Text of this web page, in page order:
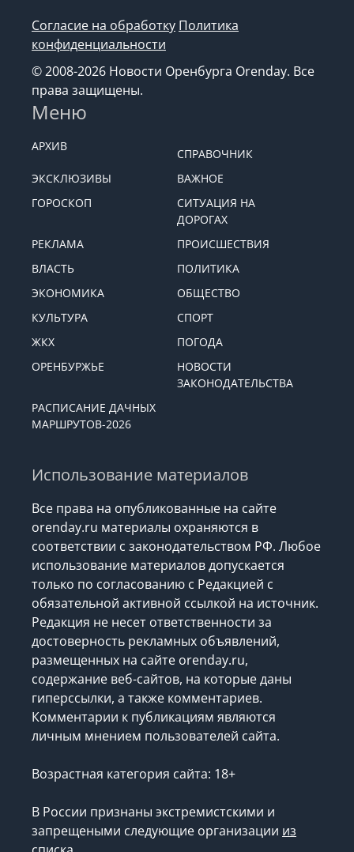
Согласие на обработку Политика
конфиденциальности
© 2008-2026 Новости Оренбурга Orenday. Все
права защищены.
Меню
АРХИВ
СПРАВОЧНИК
ЭКСКЛЮЗИВЫ
ВАЖНОЕ
ГОРОСКОП
СИТУАЦИЯ НА
ДОРОГАХ
РЕКЛАМА
ПРОИСШЕСТВИЯ
ВЛАСТЬ
ПОЛИТИКА
ЭКОНОМИКА
ОБЩЕСТВО
КУЛЬТУРА
СПОРТ
ЖКХ
ПОГОДА
ОРЕНБУРЖЬЕ
НОВОСТИ
ЗАКОНОДАТЕЛЬСТВА
РАСПИСАНИЕ ДАЧНЫХ
МАРШРУТОВ-2026
Использование материалов
Все права на опубликованные на сайте
orenday.ru материалы охраняются в
соответствии с законодательством РФ. Любое
использование материалов допускается
только по согласованию с Редакцией с
обязательной активной ссылкой на источник.
Редакция не несет ответственности за
достоверность рекламных объявлений,
размещенных на сайте orenday.ru,
содержание веб-сайтов, на которые даны
гиперссылки, а также комментариев.
Комментарии к публикациям являются
личным мнением пользователей сайта.
Возрастная категория сайта: 18+
В России признаны экстремистскими и
запрещеными следующие организации из